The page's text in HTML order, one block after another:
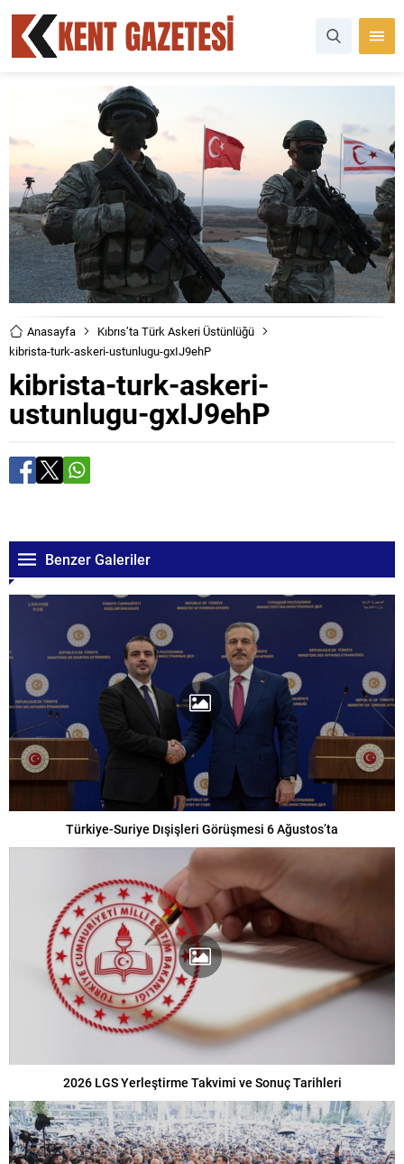
Anasayfa
Kıbrıs’ta Türk Askeri Üstünlüğü
kibrista-turk-askeri-ustunlugu-gxIJ9ehP
kibrista-turk-askeri-
ustunlugu-gxIJ9ehP
Benzer Galeriler
Türkiye-Suriye Dışişleri Görüşmesi 6 Ağustos’ta
2026 LGS Yerleştirme Takvimi ve Sonuç Tarihleri